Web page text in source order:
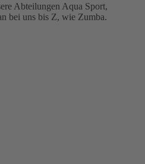
Abteilungen Aqua Sport,
bei uns bis Z, wie Zumba.